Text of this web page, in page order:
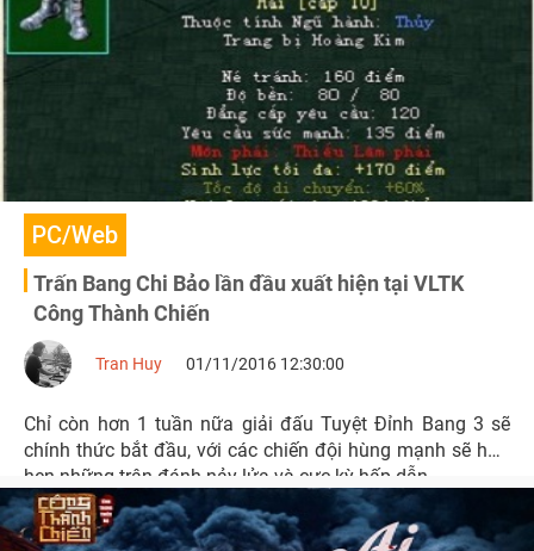
PC/Web
Trấn Bang Chi Bảo lần đầu xuất hiện tại VLTK
Công Thành Chiến
Tran Huy 01/11/2016 12:30:00
Chỉ còn hơn 1 tuần nữa giải đấu Tuyệt Đỉnh Bang 3 sẽ
chính thức bắt đầu, với các chiến đội hùng mạnh sẽ hứa
hẹn những trận đánh nảy lửa và cực kỳ hấp dẫn.